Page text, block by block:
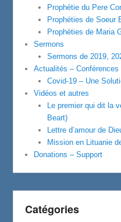
Prophétie du Pere
Prophéties de Soeur
Prophéties de Maria
Sermons
Sermons de 2019,
Actualités –
Covid-19 – Une
Vidéos et autres
Le premier qui dit la
Beart)
Lettre d’amour de
Mission en Lituanie
Donations – Support
Catégories